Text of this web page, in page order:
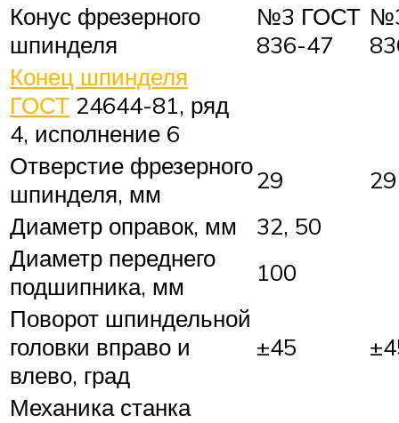
Конус фрезерного
шпинделя
№3 ГОСТ
836-47
Конец шпинделя
ГОСТ 24644-81, ряд
4, исполнение 6
Отверстие фрезерного
шпинделя, мм
29
29
Диаметр оправок, мм
32, 50
Диаметр переднего
подшипника, мм
100
Поворот шпиндельной
головки вправо и
влево, град
±45
Механика станка